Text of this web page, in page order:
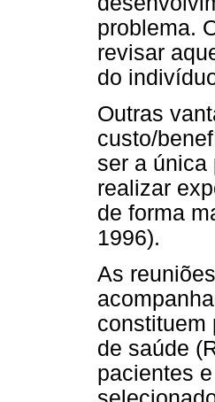
problema.
revisar
do
Outras
custo/
ser a única
realizar
de forma
1996).
As
constituem
de saúde
pacientes